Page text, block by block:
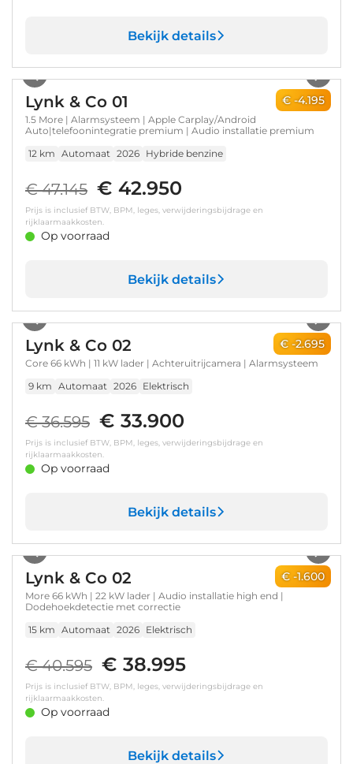
Bekijk details
€ -4.195
Lynk & Co 01
1.5 More | Alarmsysteem | Apple Carplay/Android
Auto|telefoonintegratie premium | Audio installatie premium
12 km Automaat 2026 Hybride benzine
€ 47.145 € 42.950
Prijs is inclusief BTW, BPM, leges, verwijderingsbijdrage en
rijklaarmaakkosten.
Op voorraad
Bekijk details
€ -2.695
Lynk & Co 02
Core 66 kWh | 11 kW lader | Achteruitrijcamera | Alarmsysteem
9 km Automaat 2026 Elektrisch
€ 36.595 € 33.900
Prijs is inclusief BTW, BPM, leges, verwijderingsbijdrage en
rijklaarmaakkosten.
Op voorraad
Bekijk details
€ -1.600
Lynk & Co 02
More 66 kWh | 22 kW lader | Audio installatie high end |
Dodehoekdetectie met correctie
15 km Automaat 2026 Elektrisch
€ 40.595 € 38.995
Prijs is inclusief BTW, BPM, leges, verwijderingsbijdrage en
rijklaarmaakkosten.
Op voorraad
Bekijk details